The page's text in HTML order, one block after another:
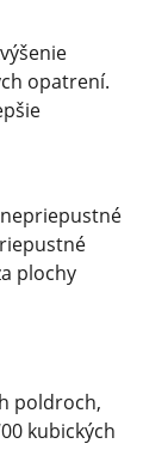
opatrení.
plochy
poldroch,
kubických